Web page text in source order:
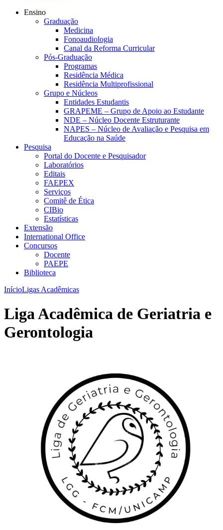
Ensino
Graduação
Medicina
Fonoaudiologia
Canal da Reforma Curricular
Pós-Graduação
Programas
Residência Médica
Residência Multiprofissional
Grupo e Núcleos
Entidades Estudantis
GRAPEME – Grupo de Apoio ao Estudante
NDE – Núcleo Docente Estruturante
NAPES – Núcleo de Avaliação e Pesquisa em
Educação na Saúde
Pesquisa
Portal do Docente e Pesquisador
Laboratórios
Editais
FAEPEX
Serviços
Comitê de Ética
CIBio
Estatísticas
Extensão
International Office
Concursos
Docente
PAEPE
Biblioteca
InícioLigas Acadêmicas
Liga Acadêmica de Geriatria e
Gerontologia